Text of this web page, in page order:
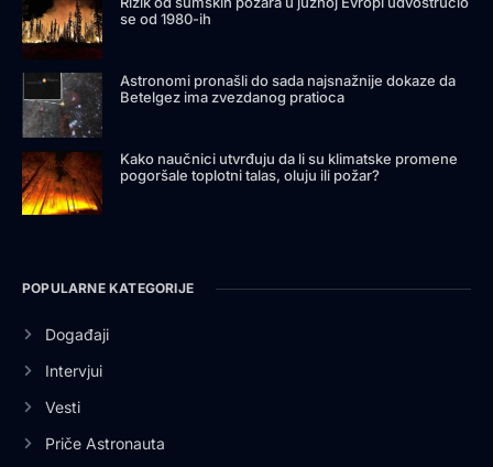
se od 1980-ih
Astronomi pronašli do sada najsnažnije dokaze da
Betelgez ima zvezdanog pratioca
Kako naučnici utvrđuju da li su klimatske promene
pogoršale toplotni talas, oluju ili požar?
POPULARNE KATEGORIJE
Događaji
Intervjui
Vesti
Priče Astronauta